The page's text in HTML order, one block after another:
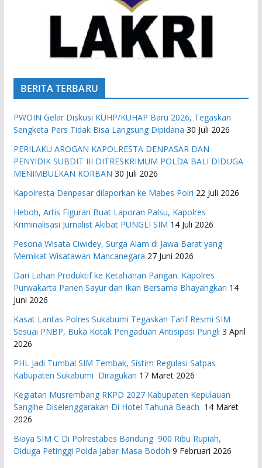
BERITA TERBARU
PWOIN Gelar Diskusi KUHP/KUHAP Baru 2026, Tegaskan
Sengketa Pers Tidak Bisa Langsung Dipidana 30 Juli 2026
PERILAKU AROGAN KAPOLRESTA DENPASAR DAN
PENYIDIK SUBDIT III DITRESKRIMUM POLDA BALI DIDUGA
MENIMBULKAN KORBAN 30 Juli 2026
Kapolresta Denpasar dilaporkan ke Mabes Polri 22 Juli 2026
Heboh, Artis Figuran Buat Laporan Palsu, Kapolres
Kriminalisasi Jurnalist Akibat PUNGLI SIM 14 Juli 2026
Pesona Wisata Ciwidey, Surga Alam di Jawa Barat yang
Memikat Wisatawan Mancanegara 27 Juni 2026
Dari Lahan Produktif ke Ketahanan Pangan. Kapolres
Purwakarta Panen Sayur dan Ikan Bersama Bhayangkari 14
Juni 2026
Kasat Lantas Polres Sukabumi Tegaskan Tarif Resmi SIM
Sesuai PNBP, Buka Kotak Pengaduan Antisipasi Pungli 3 April
2026
PHL Jadi Tumbal SIM Tembak, Sistim Regulasi Satpas
Kabupaten Sukabumi Diragukan 17 Maret 2026
Kegiatan Musrembang RKPD 2027 ​Kabupaten Kepulauan
Sangihe Diselenggarakan Di Hotel Tahuna Beach 14 Maret
2026
Biaya SIM C Di Polrestabes Bandung 900 Ribu Rupiah,
Diduga Petinggi Polda Jabar Masa Bodoh 9 Februari 2026